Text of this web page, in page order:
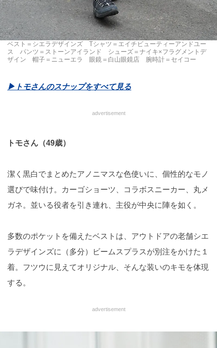
ベスト＝シエラデザインズ Tシャツ＝エイチビューティーアンドユー
ス パンツ＝ストーンアイランド シューズ＝ナイキ×フラグメントデ
ザイン 帽子＝ニューエラ 眼鏡＝白山眼鏡店 腕時計＝セイコー
▶︎トモさんのスナップをすべて見る
advertisement
トモさん（49歳）
潔く黒白でまとめたアノニマスな色使いに、個性的なモノ
選びで味付け。カーゴショーツ、コラボスニーカー、丸メ
ガネ。並いる役者を引き連れ、主役が中央に陣を如く。
多数のポケットを備えたベストは、アウトドアの老舗シエ
ラデザインズに（多分）ビームスプラスが別注をかけた１
着。フツウに見えてオリジナル、そんな装いのキモを体現
する。
advertisement